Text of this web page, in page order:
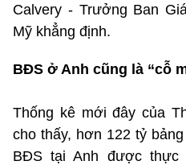
Calvery - Trưởng Ban
Mỹ khẳng định.
BĐS ở Anh cũng là “cỗ
Thống kê mới đây của
cho thấy, hơn 122 tỷ
BĐS tại Anh được